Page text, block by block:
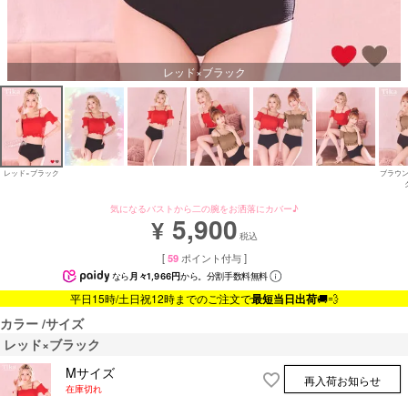
レッド×ブラック
レッド×ブラック
ブラウ
気になるバストから二の腕をお洒落にカバー♪
¥ 5,900 税込
[ 59 ポイント付与 ]
なら月々1,966円から。分割手数料無料
平日15時/土日祝12時までのご注文で最短当日出荷🚚💨
カラー サイズ
レッド×ブラック
Mサイズ
在庫切れ
再入荷お知らせ